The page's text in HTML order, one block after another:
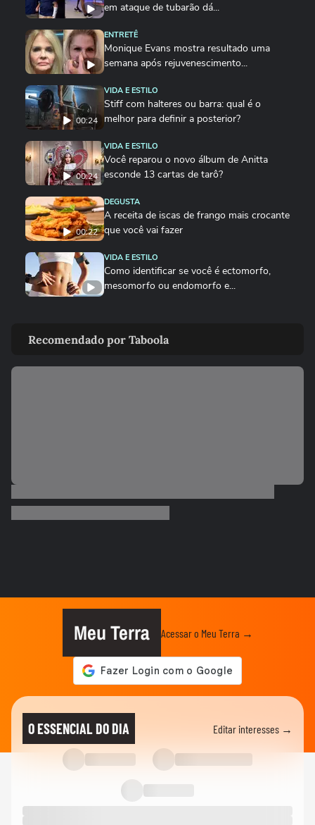
em ataque de tubarão dá...
ENTRETÊ
Monique Evans mostra resultado uma
semana após rejuvenescimento...
00:24
VIDA E ESTILO
Stiff com halteres ou barra: qual é o
melhor para definir a posterior?
00:24
VIDA E ESTILO
Você reparou o novo álbum de Anitta
esconde 13 cartas de tarô?
00:22
DEGUSTA
A receita de iscas de frango mais crocante
que você vai fazer
VIDA E ESTILO
Como identificar se você é ectomorfo,
mesomorfo ou endomorfo e...
DEGUSTA
'Comecei por necessidade de criança':
artista transforma tubos de...
Dia dos Pais: veja looks de papais
famosos em chá de bebê,...
VIDA E ESTILO
Menina russa se surpreende ao ganhar
doces e bolo em aniversário em SP
Recomendado por Taboola
Meu Terra Acessar o Meu Terra →
O ESSENCIAL DO DIA Editar interesses →